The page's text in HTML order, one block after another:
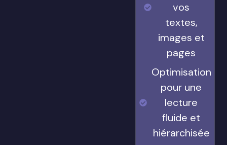
vos
textes,
images et
pages
Optimisation
pour une
lecture
fluide et
hiérarchisée